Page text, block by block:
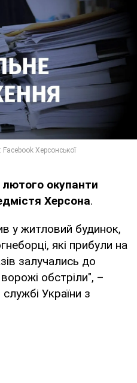
лютого окупанти
Херсона.
у житловий будинок,
які прибули на
залучались до
обстріли", –
України з